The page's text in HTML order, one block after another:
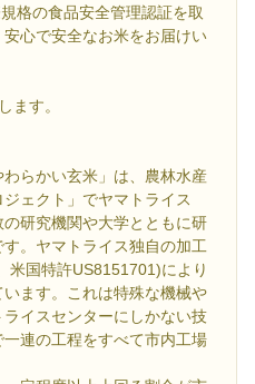
格の食品安全管理認証を取
心で安全なお米をお届けい
ます。
わらかい玄米」は、農林水産
ェクト」でヤマトライス
の研究機関や大学とともに研
。ヤマトライス独自の加工
米国特許US8151701)により
ます。これは特殊な機械や
イスセンターにしかない技
連の工程をすべて市内工場